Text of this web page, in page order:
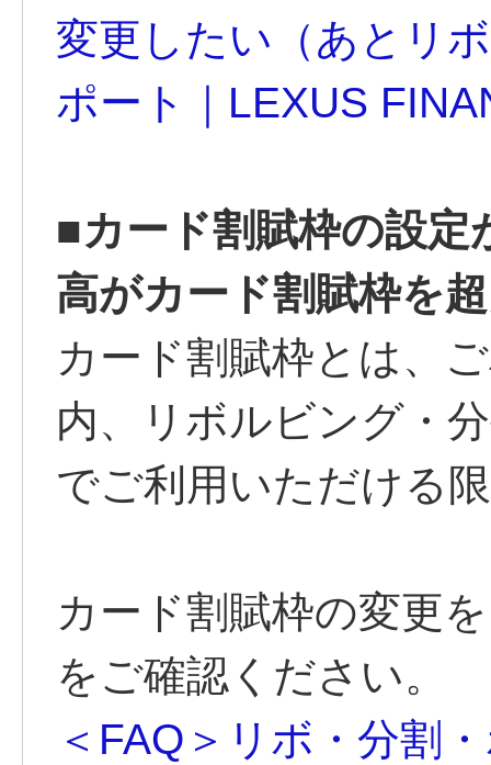
変更したい（あとリ
ポート｜LEXUS
■カード割賦枠の設定
高がカード割賦枠を
カード割賦枠とは、
内、リボルビング・
でご利用いただける
カード割賦枠の変更
をご確認ください。
＜FAQ＞リボ・分割